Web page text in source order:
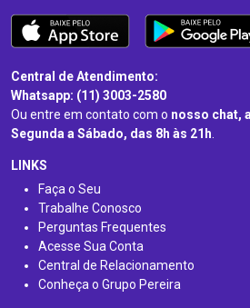
Central de Atendimento:
Whatsapp: (11) 3003-2580
Ou entre em contato com o nosso chat,
Segunda a Sábado, das 8h às 21h.
LINKS
Faça o Seu
Trabalhe Conosco
Perguntas Frequentes
Acesse Sua Conta
Central de Relacionamento
Conheça o Grupo Pereira